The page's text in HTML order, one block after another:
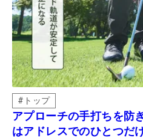
# トップ
アプローチの手打ちを防
はアドレスでのひとつだ